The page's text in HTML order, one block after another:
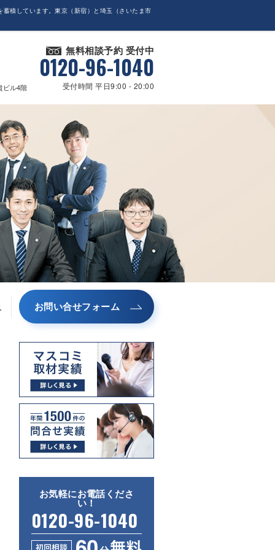
積しています。東京（新宿）と埼玉（さいたま市
ビル4階
無料相談予約 受付中
0120-96-1040
受付時間 平日9:00 - 20:00
お問い合せフォーム
お気軽にお電話くださ
い！
0120-96-1040